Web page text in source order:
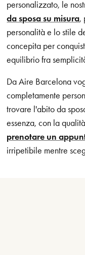
personalizzato, le
da sposa su misura,
personalità e lo stile
concepita per
equilibrio fra
Da Aire Barcelona
completamente
trovare l'abito da
essenza, con la
prenotare un
irripetibile mentre